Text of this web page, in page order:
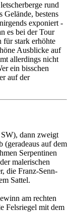
rund
Gelände, bestens
exponiert -
es bei der Tour
für stark erhöhte
Ausblicke auf
allerdings nicht
ein bisschen
auf der
dann zweigt
(geradeaus auf dem
Serpentinen
malerischen
die Franz-Senn-
Sattel.
am rechten
Felsriegel mit dem